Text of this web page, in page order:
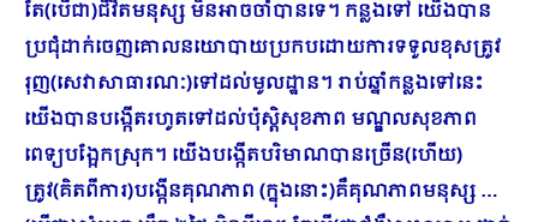
តែ(បើជា)ជីវិតមនុស្ស មិនអាចចាំបានទេ។ កន្លងទៅ យើងបាន
ប្រជុំដាក់ចេញគោលនយោបាយប្រកបដោយការទទួលខុសត្រូវ
រុញ(សេវាសាធារណៈ)ទៅដល់មូលដ្ឋាន។ រាប់ឆ្នាំកន្លងទៅនេះ
យើងបានបង្កើតរហូតទៅដល់ប៉ុស្តិសុខភាព មណ្ឌលសុខភាព
ពេទ្យបង្អែកស្រុក។ យើងបង្កើតបរិមាណបានច្រើន(ហើយ)
ត្រូវ(គិតពីការ)បង្កើនគុណភាព (ក្នុងនោះ)គឺគុណភាពមនុស្ស …